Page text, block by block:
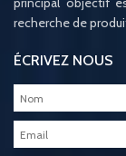
recherche de
ÉCRIVEZ NOUS